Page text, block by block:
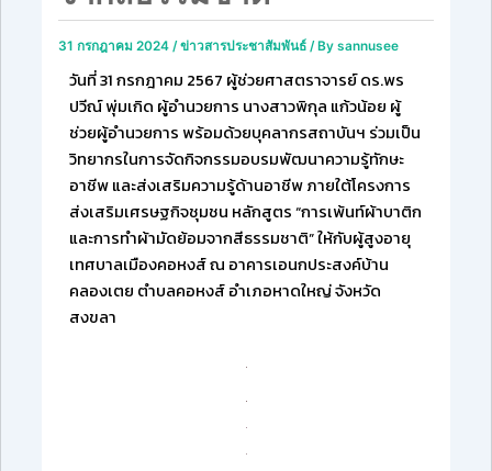
31 กรกฎาคม 2024 /ข่าวสารประชาสัมพันธ์/ By sannusee
วันที่ 31 กรกฎาคม 2567 ผู้ช่วยศาสตราจารย์ ดร.พร
ปวีณ์ พุ่มเกิด ผู้อำนวยการ นางสาวพิกุล แก้วน้อย ผู้
ช่วยผู้อำนวยการ พร้อมด้วยบุคลากรสถาบันฯ ร่วมเป็น
วิทยากรในการจัดกิจกรรมอบรมพัฒนาความรู้ทักษะ
อาชีพ และส่งเสริมความรู้ด้านอาชีพ ภายใต้โครงการ
ส่งเสริมเศรษฐกิจชุมชน หลักสูตร “การเพ้นท์ผ้าบาติก
และการทำผ้ามัดย้อมจากสีธรรมชาติ” ให้กับผู้สูงอายุ
เทศบาลเมืองคอหงส์ ณ อาคารเอนกประสงค์บ้าน
คลองเตย ตำบลคอหงส์ อำเภอหาดใหญ่ จังหวัด
สงขลา